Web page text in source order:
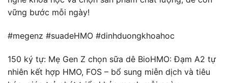
vững bước mỗi ngày!
#megenz #suadeHMO #dinhduongkhoahoc
150 ký tự: Mẹ Gen Z chọn sữa dê BioHMO: Đạm A2 tự
nhiên kết hợp HMO, FOS – bổ sung miễn dịch và tiêu